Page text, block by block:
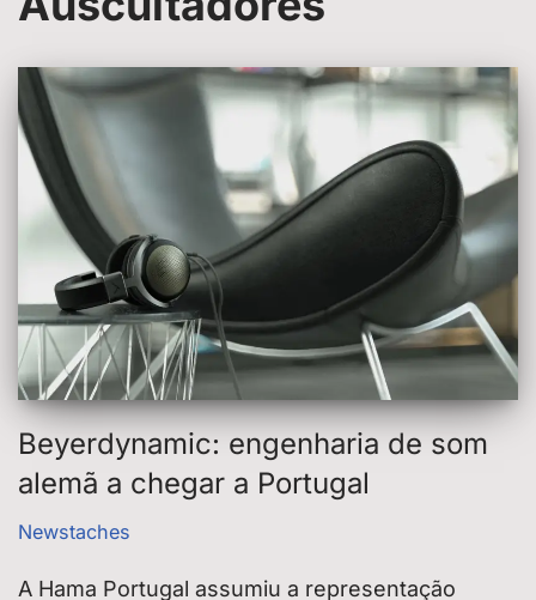
Beyerdynamic: engenharia de som
alemã a chegar a Portugal
Newstaches
A Hama Portugal assumiu a representação